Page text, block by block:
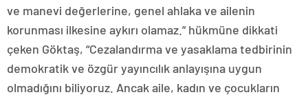
ve manevi değerlerine, genel ahlaka ve ailenin
korunması ilkesine aykırı olamaz.” hükmüne dikkati
çeken Göktaş, “Cezalandırma ve yasaklama tedbirinin
demokratik ve özgür yayıncılık anlayışına uygun
olmadığını biliyoruz. Ancak aile, kadın ve çocukların